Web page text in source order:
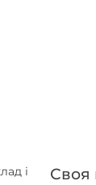
Своя